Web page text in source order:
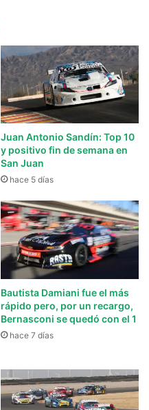
Juan Antonio Sandín: Top 10
y positivo fin de semana en
San Juan
hace 5 días
Bautista Damiani fue el más
rápido pero, por un recargo,
Bernasconi se quedó con el 1
hace 7 días